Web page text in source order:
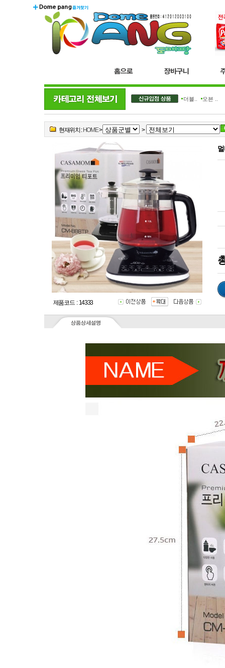
더블.. 오븐 ..
현재위치 : HOME> >
제품코드 : 14333